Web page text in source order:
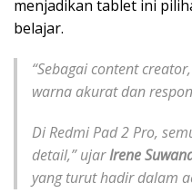
menjadikan tablet ini
belajar.
“Sebagai content
warna akurat dan
Di Redmi Pad 2 Pro,
detail,” ujarIrene
yang turut hadir dalam